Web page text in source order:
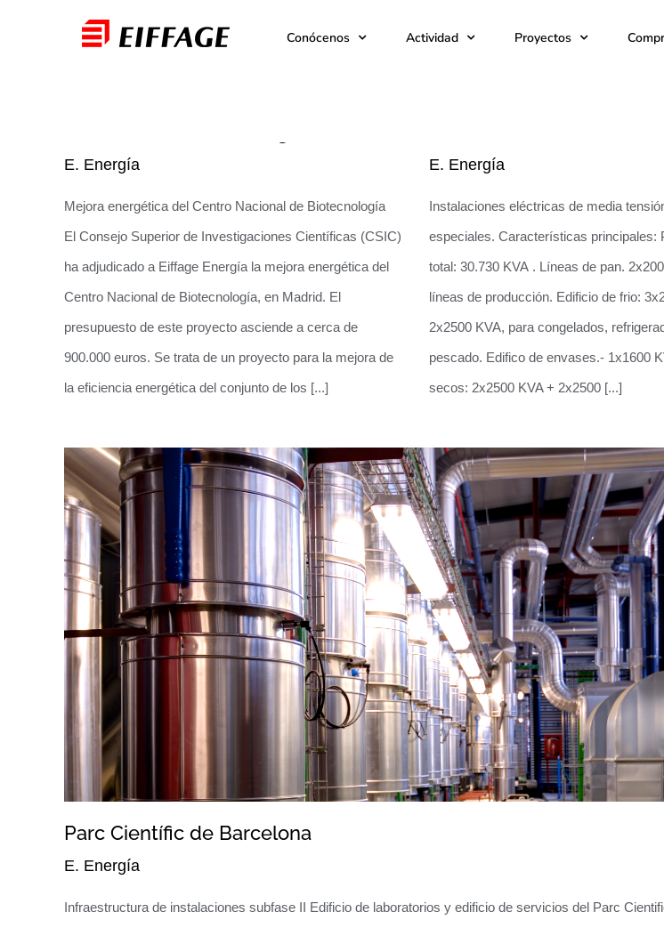
Conócenos Actividad Proyectos
Mejora energética del Centro Nacional
de Biotecnología
E. Energía
Mejora energética del Centro Nacional de Biotecnología
El Consejo Superior de Investigaciones Científicas (CSIC)
ha adjudicado a Eiffage Energía la mejora energética del
Centro Nacional de Biotecnología, en Madrid. El
presupuesto de este proyecto asciende a cerca de
900.000 euros. Se trata de un proyecto para la mejora de
la eficiencia energética del conjunto de los [...]
Instalación en el Centro
Mercadona en
E. Energía
Instalaciones eléctricas de media
especiales. Características principales:
total: 30.730 KVA . Líneas de pan.
líneas de producción. Edificio de frio:
2x2500 KVA, para congelados,
pescado. Edifico de envases.- 1x1600
secos: 2x2500 KVA + 2x2500 [...]
Parc Científic de Barcelona
E. Energía
Infraestructura de instalaciones subfase II Edificio de laboratorios y edificio de servicios del Parc